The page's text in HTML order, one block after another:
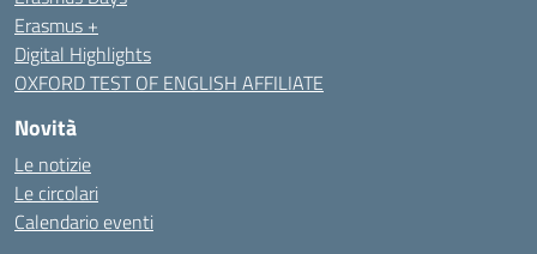
Erasmus +
Digital Highlights
OXFORD TEST OF ENGLISH AFFILIATE
Novità
Le notizie
Le circolari
Calendario eventi